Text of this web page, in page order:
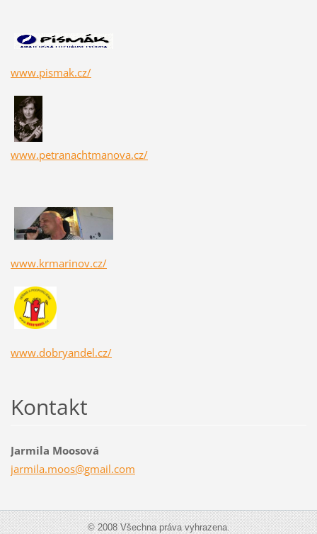
www.pismak.cz/
www.petranachtmanova.cz/
www.krmarinov.cz/
www.dobryandel.cz/
Kontakt
Jarmila Moosová
jarmila.moos@gmail.com
© 2008 Všechna práva vyhrazena.